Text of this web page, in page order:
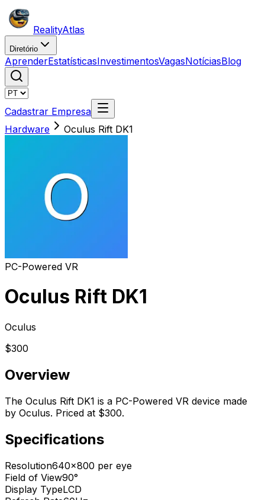
RealityAtlas
Diretório
AprenderEstatísticasInvestimentosVagasNotíciasBlog
Cadastrar Empresa
Hardware
Oculus Rift DK1
PC-Powered VR
Oculus Rift DK1
Oculus
$300
Overview
The Oculus Rift DK1 is a PC-Powered VR device made
by Oculus. Priced at $300.
Specifications
Resolution640x800 per eye
Field of View90°
Display TypeLCD